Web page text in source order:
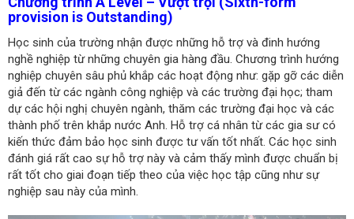
provision is Outstanding)
Học sinh của trường nhận được những hỗ trợ và đinh hướng
nghề nghiệp từ những chuyên gia hàng đầu. Chương trình hướng
nghiệp chuyên sâu phủ khắp các hoạt động như: gặp gỡ các diễn
giả đến từ các ngành công nghiệp và các trường đại học; tham
dự các hội nghị chuyên ngành, thăm các trường đại học và các
thành phố trên khắp nước Anh. Hỗ trợ cá nhân từ các gia sư có
kiến ​​thức đảm bảo học sinh được tư vấn tốt nhất. Các học sinh
đánh giá rất cao sự hỗ trợ này và cảm thấy mình được chuẩn bị
rất tốt cho giai đoạn tiếp theo của việc học tập cũng như sự
nghiệp sau này của mình.